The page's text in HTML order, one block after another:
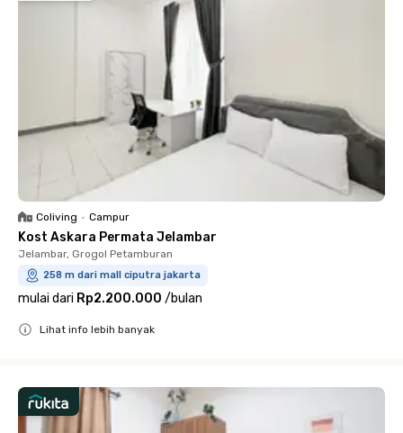
Coliving • Campur
Kost Askara Permata Jelambar
Jelambar, Grogol Petamburan
258 m dari mall ciputra jakarta
mulai dari Rp2.200.000 /bulan
Lihat info lebih banyak